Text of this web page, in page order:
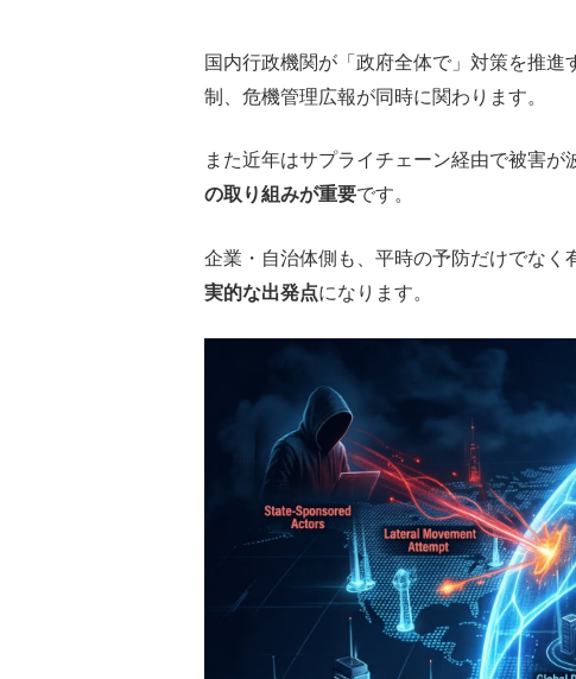
国内行政機関が「政府全体で」対策を推進
制、危機管理広報が同時に関わります。
また近年はサプライチェーン経由で被害が
の取り組みが重要です。
企業・自治体側も、平時の予防だけでなく
実的な出発点になります。